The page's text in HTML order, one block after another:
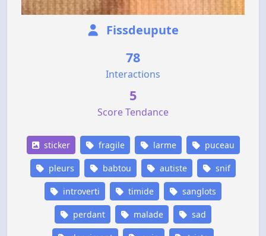
Fissdeupute
78
Interactions
5
Score Tendance
sticker fragile larme puceau
pleurs babtou autiste snif
introverti timide sanglots
perdant malade sad